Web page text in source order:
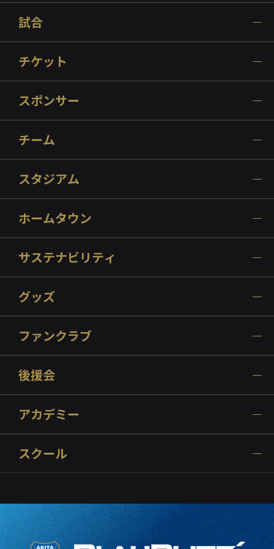
試合
チケット
スポンサー
チーム
スタジアム
ホームタウン
サステナビリティ
グッズ
ファンクラブ
後援会
アカデミー
スクール